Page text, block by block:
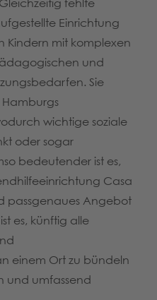
fehlte
Einrichtung
Kindern mit komplexen
und
Sie
wichtige soziale
oder sogar
bedeutender ist es,
Casa
passgenaues Angebot
es, künftig alle
einem Ort zu bündeln
und umfassend